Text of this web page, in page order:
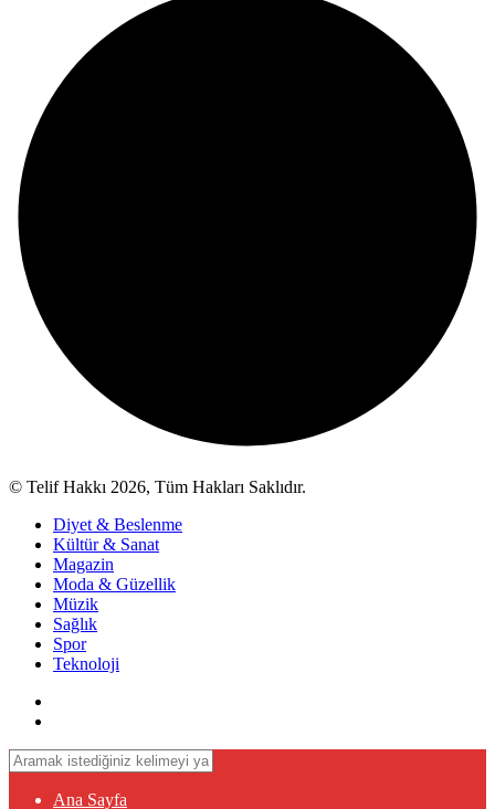
© Telif Hakkı 2026, Tüm Hakları Saklıdır.
Diyet & Beslenme
Kültür & Sanat
Magazin
Moda & Güzellik
Müzik
Sağlık
Spor
Teknoloji
Ana Sayfa